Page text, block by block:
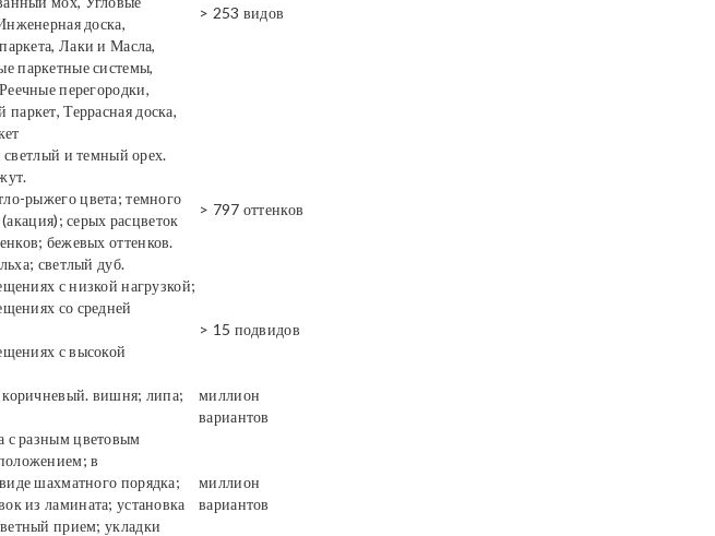
доска,
Лаки и Масла,
паркетные системы,
перегородки,
Террасная доска,
> 253 видов
и темный орех.
рыжего цвета; темного
серых расцветок
бежевых оттенков.
светлый дуб.
> 797 оттенков
с низкой нагрузкой;
со средней
с высокой
> 15 подвидов
вишня; липа;
миллион
вариантов
с разным цветовым
в
шахматного порядка;
из ламината; установка
прием; укладки
миллион
вариантов